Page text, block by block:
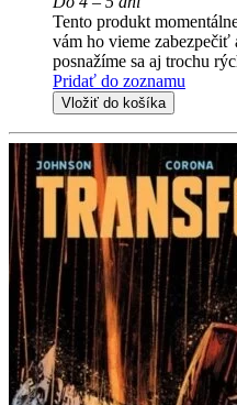
Tento produkt
vám ho vieme
posnažíme sa aj trochu
Pridať do zoznamu
Vložiť do košíka